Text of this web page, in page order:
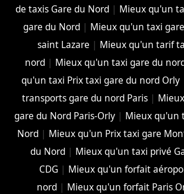
de taxis Gare du Nord| Mieux qu'un
gare du Nord| Mieux qu'un taxi
saint Lazare | Mieux qu'un tarif
nord| Mieux qu'un taxi gare du
qu'un taxi Prix taxi gare du nord Orly
transports gare du nord Paris|
gare du Nord Paris-Orly| Mieux qu'un
Nord | Mieux qu'un Prix taxi gare
du Nord | Mieux qu'un taxi privé
CDG | Mieux qu'un forfait
nord | Mieux qu'un forfait Paris